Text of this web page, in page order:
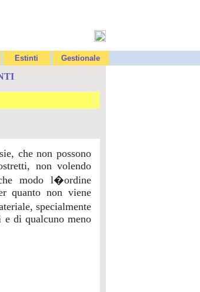
Estinti Gestionale
che non possono
non volendo
modo l�ordine
quanto non viene
specialmente
e di qualcuno meno